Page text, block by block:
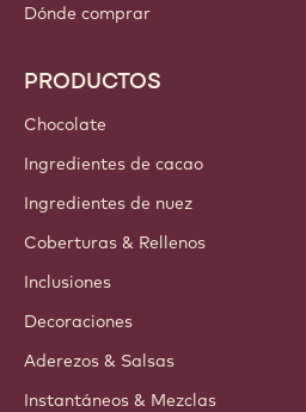
Dónde comprar
PRODUCTOS
Chocolate
Ingredientes de cacao
Ingredientes de nuez
Coberturas & Rellenos
Inclusiones
Decoraciones
Aderezos & Salsas
Instantáneos & Mezclas